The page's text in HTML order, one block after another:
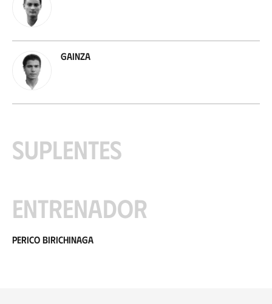
Gainza
Suplentes
Entrenador
Perico Birichinaga